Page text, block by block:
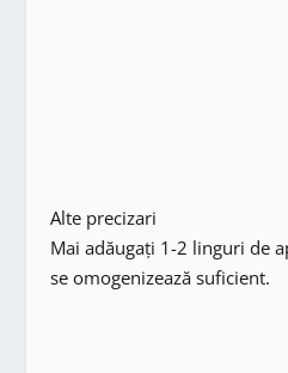
Alte precizari
Mai adăugați 1-2 linguri de
se omogenizează suficient.